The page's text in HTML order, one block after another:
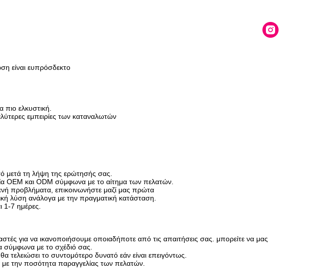
είναι ευπρόσδεκτο
ελκυστική.
εμπειρίες των καταναλωτών
μετά τη λήψη της ερώτησής σας.
και ODM σύμφωνα με το αίτημα των πελατών.
προβλήματα, επικοινωνήστε μαζί μας πρώτα
λύση ανάλογα με την πραγματική κατάσταση.
7 ημέρες.
για να ικανοποιήσουμε οποιαδήποτε από τις απαιτήσεις σας. μπορείτε να μας
σύμφωνα με το σχέδιό σας.
το συντομότερο δυνατό εάν είναι επειγόντως.
την ποσότητα παραγγελίας των πελατών.